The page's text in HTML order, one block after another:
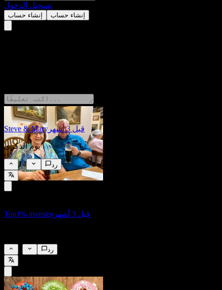
تسجيل الدخول
إنشاء حساب إنشاء حساب
Steve & Mary قبل 3 أشهر
يوم الذكرى
14 رد
Top1% investor قبل 3 أشهر
رد